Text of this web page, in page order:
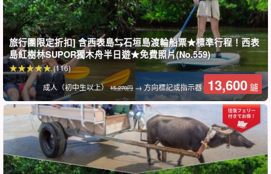
最棒的一點是，您也可以在抵達西表島的當天或之後，進行日落
SUP 之旅，如果您還想玩得更盡興的話！
住在西表島的賓客可以輕鬆享受日落活動，因為我們會在行程結束
後接送您到您的飯店（僅限上原區域）。
旅行團限定折扣] 含西表島⇆石垣島渡輪船票★標準行程！西表
島紅樹林SUPOR獨木舟半日遊★免費照片(No.559)
成人（初中生以上）15,270円 → 方向標記或指示器 13,600 鑢
(116)